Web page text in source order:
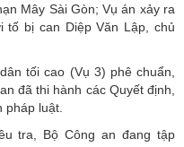
Mây Sài Gòn; Vụ án xảy ra
tố bị can Diệp Văn Lập, chủ
tối cao (Vụ 3) phê chuẩn,
đã thi hành các Quyết định,
pháp luật.
tra, Bộ Công an đang tập